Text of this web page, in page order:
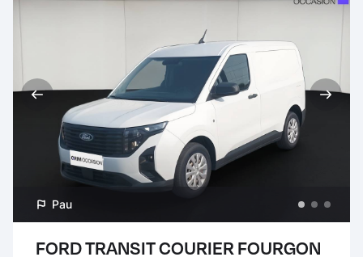
Pau
FORD TRANSIT COURIER FOURGON